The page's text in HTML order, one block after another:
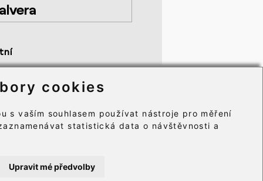
cookies
s vaším souhlasem používat nástroje pro měření
statistická data o návštěvnosti a
Upravit mé předvolby
o zpracování osobních údajů